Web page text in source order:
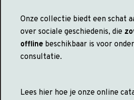
Onze collectie biedt een schat
over sociale geschiedenis, die
offlinebeschikbaar is voor
consultatie.
Lees hier hoe je onze online